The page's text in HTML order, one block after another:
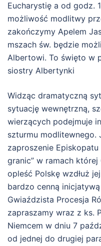
Eucharystię a od godz.
możliwość modlitwy
zakończymy Apelem
mszach św. będzie
Albertowi. To święto w
siostry Albertynki
Widząc dramatyczną
sytuację wewnętrzną,
wierzących podejmuje
szturmu modlitewnego.
zaproszenie
granic” w ramach
opleść Polskę wzdłuż
bardzo cenną
Gwiaździsta Procesja
zapraszamy wraz z ks.
Niemcem w dniu 7
od jednej do drugiej